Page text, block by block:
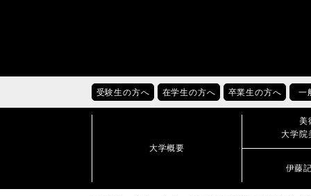
受験生の方へ 在学生の方へ 卒業生の方へ 一
大学概要
美
大学院
伊藤